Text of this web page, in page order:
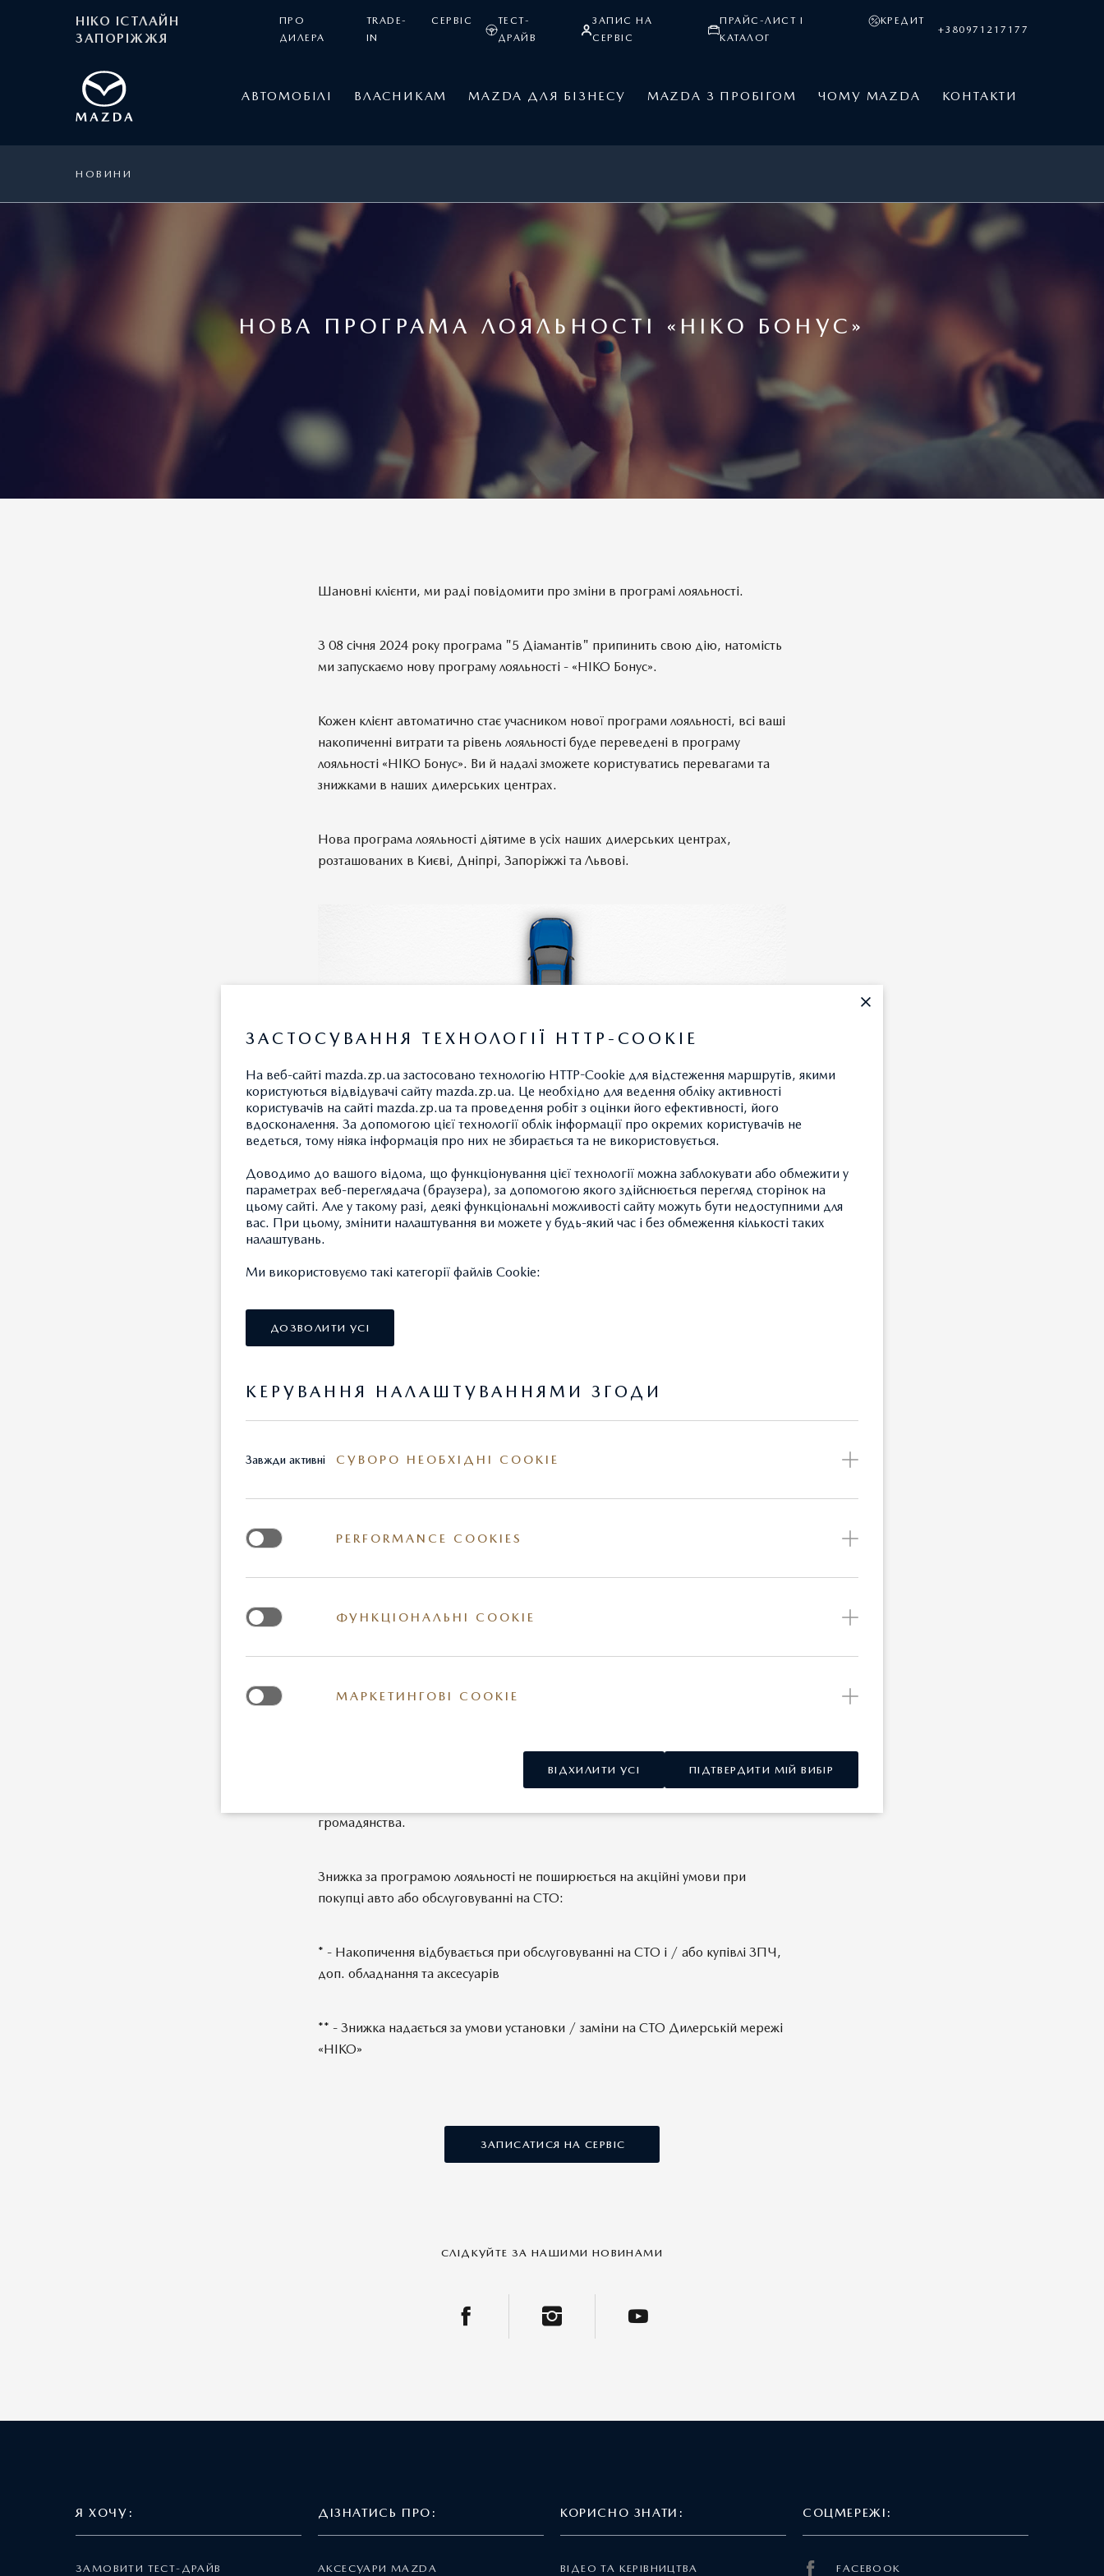
НІКО ІСТЛАЙН
ЗАПОРІЖЖЯ
ПРО
ДИЛЕРА
TRADE-
IN
СЕРВІС
ТЕСТ-
ДРАЙВ
ЗАПИС НА
СЕРВІС
ПРАЙС-ЛИСТ І
КАТАЛОГ
КРЕДИТ
+380971217177
АВТОМОБІЛІ ВЛАСНИКАМ MAZDA ДЛЯ БІЗНЕСУ MAZDA З ПРОБІГОМ ЧОМУ MAZDA КОНТАКТИ
НОВИНИ
НОВА ПРОГРАМА ЛОЯЛЬНОСТІ «НІКО БОНУС»
Шановні клієнти, ми раді повідомити про зміни в програмі лояльності.
З 08 січня 2024 року програма "5 Діамантів" припинить свою дію, натомість
ми запускаємо нову програму лояльності - «НІКО Бонус».
Кожен клієнт автоматично стає учасником нової програми лояльності, всі ваші
накопиченні витрати та рівень лояльності буде переведені в програму
лояльності «НІКО Бонус». Ви й надалі зможете користуватись перевагами та
знижками в наших дилерських центрах.
Нова програма лояльності діятиме в усіх наших дилерських центрах,
розташованих в Києві, Дніпрі, Запоріжжі та Львові.
Програма лояльності «НІКО Бонус» складається з 5 рівнів, поступове
сходження якими дозволяє нашим клієнтам користуватися знижками під час
також ряд додаткових привілеїв згідно умов програми.
Переваги програми лояльності «НІКО Бонус»:
Проста система накопичення знижок на обслуговування автомобіля на
України з однаковими умовами
Можливість спільного накопичення витрат (програма "Сім'я")
Перехід до вищого рівня програми лояльності може бути здійснений шляхом
Все, що ми робимо, - ми робимо для Вас!
громадянства.
Знижка за програмою лояльності не поширюється на акційні умови при
покупці авто або обслуговуванні на СТО:
* - Накопичення відбувається при обслуговуванні на СТО і / або купівлі ЗПЧ,
доп. обладнання та аксесуарів
** - Знижка надається за умови установки / заміни на СТО Дилерській мережі
«НІКО»
ЗАПИСАТИСЯ НА СЕРВІС
СЛІДКУЙТЕ ЗА НАШИМИ НОВИНАМИ
Я ХОЧУ:
ЗАМОВИТИ ТЕСТ-ДРАЙВ
ДІЗНАТИСЬ ПРО:
АКСЕСУАРИ MAZDA
КОРИСНО ЗНАТИ:
ВІДЕО ТА КЕРІВНИЦТВА
СОЦМЕРЕЖІ:
FACEBOOK
ЗАСТОСУВАННЯ ТЕХНОЛОГІЇ HTTP-COOKIE
На веб-сайті mazda.zp.ua застосовано технологію HTTP-Cookie для відстеження маршрутів, якими
користуються відвідувачі сайту mazda.zp.ua. Це необхідно для ведення обліку активності
користувачів на сайті mazda.zp.ua та проведення робіт з оцінки його ефективності, його
вдосконалення. За допомогою цієї технології облік інформації про окремих користувачів не
ведеться, тому ніяка інформація про них не збирається та не використовується.
Доводимо до вашого відома, що функціонування цієї технології можна заблокувати або обмежити у
параметрах веб-переглядача (браузера), за допомогою якого здійснюється перегляд сторінок на
цьому сайті. Але у такому разі, деякі функціональні можливості сайту можуть бути недоступними для
вас. При цьому, змінити налаштування ви можете у будь-який час і без обмеження кількості таких
налаштувань.
Ми використовуємо такі категорії файлів Cookie:
ДОЗВОЛИТИ УСІ
КЕРУВАННЯ НАЛАШТУВАННЯМИ ЗГОДИ
Завжди активні СУВОРО НЕОБХІДНІ COOKIE
PERFORMANCE COOKIES
ФУНКЦІОНАЛЬНІ COOKIE
МАРКЕТИНГОВІ COOKIE
ВІДХИЛИТИ УСІ ПІДТВЕРДИТИ МІЙ ВИБІР